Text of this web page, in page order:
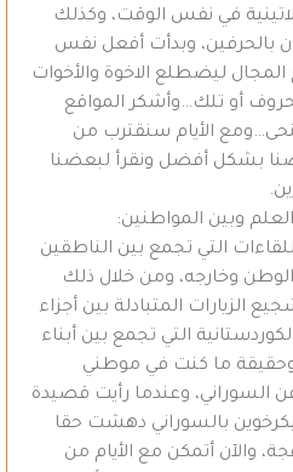
في نفس الوقت، وكذلك
بالحرفين، وبدأت أفعل نفس
ليضطلع الاخوة والأخوات
أو تلك…وأشكر المواقع
الأيام سنقترب من
بشكل أفضل ونقرأ لبعضنا
وبين المواطنين:
التي تجمع بين الناطقين
الوطن وخارجه، ومن خلال ذلك
الزيارات المتبادلة بين أجزاء
التي تجمع بين أبناء
وحقيقة ما كنت في موطني
السوراني، وعندما رأيت قصيدة
بالسوراني دهشت حقا
والآن أتمكن مع الأيام من